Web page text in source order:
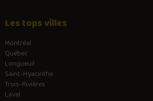
Les tops villes
Montréal
Québec
Longueuil
Saint-Hyacinthe
Trois-Rivières
Laval